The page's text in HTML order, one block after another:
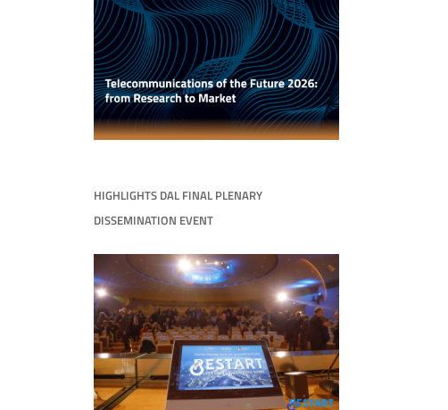
HIGHLIGHTS DAL FINAL PLENARY
DISSEMINATION EVENT